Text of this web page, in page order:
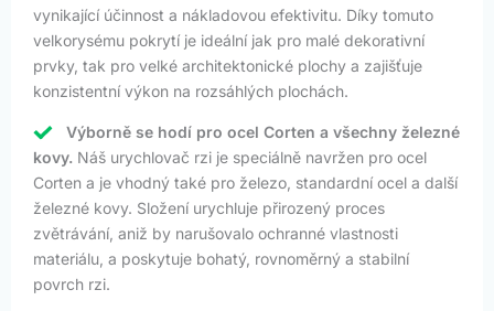
vynikající účinnost a nákladovou efektivitu. Díky tomuto
velkorysému pokrytí je ideální jak pro malé dekorativní
prvky, tak pro velké architektonické plochy a zajišťuje
konzistentní výkon na rozsáhlých plochách.
Výborně se hodí pro ocel Corten a všechny železné
kovy. Náš urychlovač rzi je speciálně navržen pro ocel
Corten a je vhodný také pro železo, standardní ocel a další
železné kovy. Složení urychluje přirozený proces
zvětrávání, aniž by narušovalo ochranné vlastnosti
materiálu, a poskytuje bohatý, rovnoměrný a stabilní
povrch rzi.